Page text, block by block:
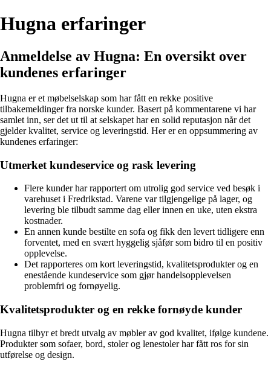
Hugna erfaringer
Anmeldelse av Hugna: En oversikt over
kundenes erfaringer
Hugna er et møbelselskap som har fått en rekke positive
tilbakemeldinger fra norske kunder. Basert på kommentarene vi har
samlet inn, ser det ut til at selskapet har en solid reputasjon når det
gjelder kvalitet, service og leveringstid. Her er en oppsummering av
kundenes erfaringer:
Utmerket kundeservice og rask levering
Flere kunder har rapportert om utrolig god service ved besøk i
varehuset i Fredrikstad. Varene var tilgjengelige på lager, og
levering ble tilbudt samme dag eller innen en uke, uten ekstra
kostnader.
En annen kunde bestilte en sofa og fikk den levert tidligere enn
forventet, med en svært hyggelig sjåfør som bidro til en positiv
opplevelse.
Det rapporteres om kort leveringstid, kvalitetsprodukter og en
enestående kundeservice som gjør handelsopplevelsen
problemfri og fornøyelig.
Kvalitetsprodukter og en rekke fornøyde kunder
Hugna tilbyr et bredt utvalg av møbler av god kvalitet, ifølge kundene.
Produkter som sofaer, bord, stoler og lenestoler har fått ros for sin
utførelse og design.